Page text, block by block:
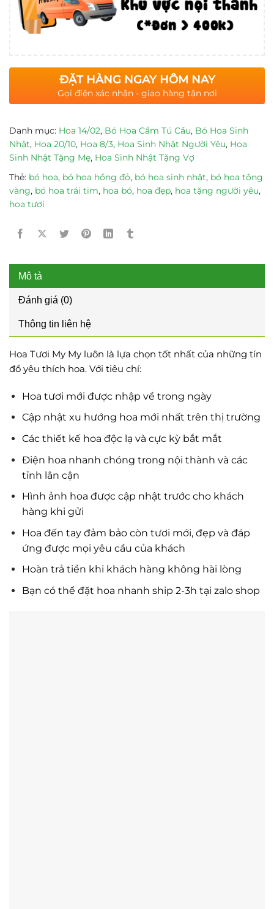
ĐẶT HÀNG NGAY HÔM NAY
Gọi điện xác nhận - giao hàng tận nơi
Danh mục: Hoa 14/02, Bó Hoa Cẩm Tú Cầu, Bó Hoa Sinh
Nhật, Hoa 20/10, Hoa 8/3, Hoa Sinh Nhật Người Yêu, Hoa
Sinh Nhật Tặng Mẹ, Hoa Sinh Nhật Tặng Vợ
Thẻ: bó hoa, bó hoa hồng đỏ, bó hoa sinh nhật, bó hoa tông
vàng, bó hoa trái tim, hoa bó, hoa đẹp, hoa tặng người yêu,
hoa tươi
Mô tả
Đánh giá (0)
Thông tin liên hệ
Hoa Tươi My My luôn là lựa chọn tốt nhất của những tín
đồ yêu thích hoa. Với tiêu chí:
Hoa tươi mới được nhập về trong ngày
Cập nhật xu hướng hoa mới nhất trên thị trường
Các thiết kế hoa độc lạ và cực kỳ bắt mắt
Điện hoa nhanh chóng trong nội thành và các
tỉnh lân cận
Hình ảnh hoa được cập nhật trước cho khách
hàng khi gửi
Hoa đến tay đảm bảo còn tươi mới, đẹp và đáp
ứng được mọi yêu cầu của khách
Hoàn trả tiền khi khách hàng không hài lòng
Bạn có thể đặt hoa nhanh ship 2-3h tại zalo shop